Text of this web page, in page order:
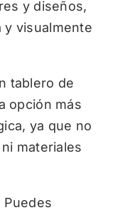
y diseños,
y visualmente
tablero de
opción más
ya que no
materiales
Puedes